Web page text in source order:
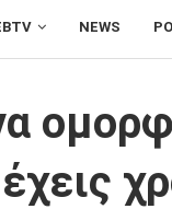
NEWS
που σε σώζει